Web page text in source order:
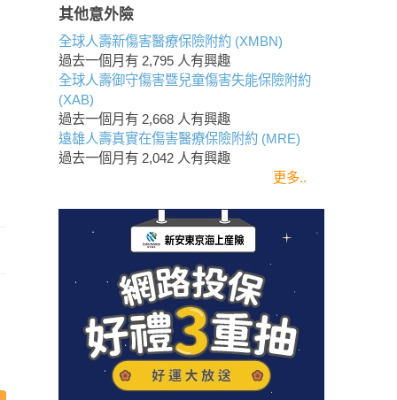
其他意外險
全球人壽新傷害醫療保險附約 (XMBN)
過去一個月有 2,795 人有興趣
全球人壽御守傷害暨兒童傷害失能保險附約
(XAB)
過去一個月有 2,668 人有興趣
遠雄人壽真實在傷害醫療保險附約 (MRE)
過去一個月有 2,042 人有興趣
更多..